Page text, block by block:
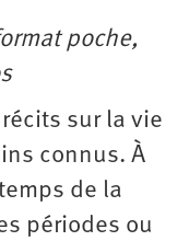
poche,
sur la vie
connus. À
de la
périodes ou